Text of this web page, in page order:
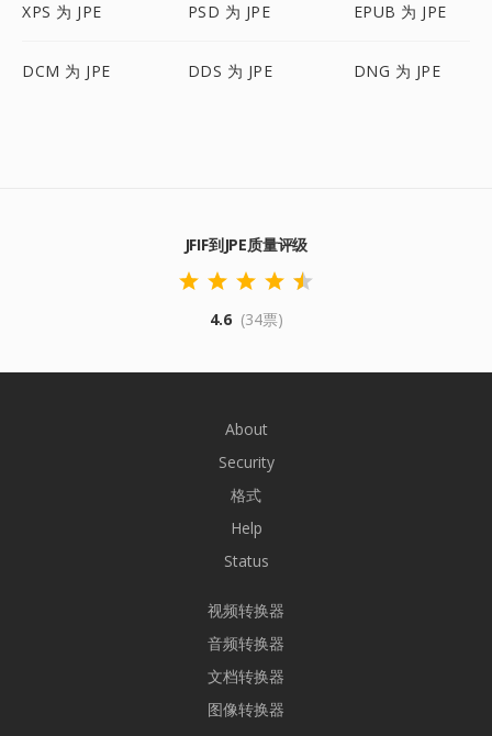
XPS 为 JPE PSD 为 JPE EPUB 为 JPE
DCM 为 JPE DDS 为 JPE DNG 为 JPE
JFIF到JPE质量评级
4.6 (34票)
About
Security
格式
Help
Status
视频转换器
音频转换器
文档转换器
图像转换器